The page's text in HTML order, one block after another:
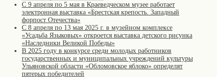
С 9 апреля по 5 мая в Краеведческом музее работает
электронная выставка «Брестская крепость. Западный
форпост Отечества»
С 8 апреля по 13 мая 2025 г. в музейном комплексе
«Усадьба Языковых» откроется выставка детского рисунка
«Наследники Великой Победы»
В 2025 году в конкурсе среди молодых работников
государственных и муниципальных учреждений культуры
Ульяновской области «Обломовское яблоко» определят
пятерых победителей